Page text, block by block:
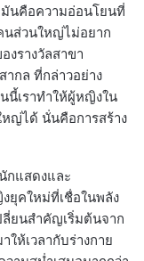
มันคือความอ่อนโยนที่
นส่วนใหญ่ไม่อยาก
งรางวัลสาขา
กล ที่กล่าวอย่าง
นี้เราทำให้ผู้หญิงใน
ญ่ได้ นั่นคือการสร้าง
กแสดงและ
ยุคใหม่ที่เชื่อในพลัง
ลี่ยนสำคัญเริ่มต้นจาก
ห้เวลากับร่างกาย